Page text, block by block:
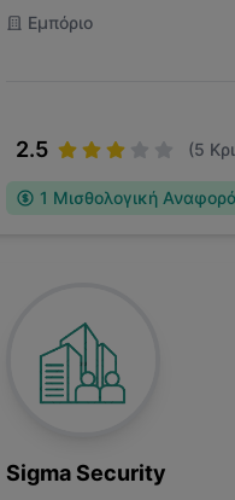
Εμπόριο
2.5 (5
1 Μισθολογική Αναφορά
Sigma Security